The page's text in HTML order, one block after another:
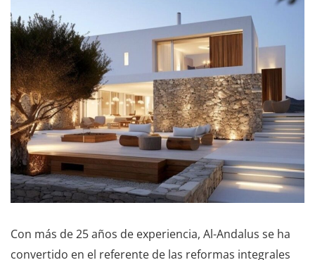
Con más de 25 años de experiencia, Al-Andalus se ha
convertido en el referente de las reformas integrales